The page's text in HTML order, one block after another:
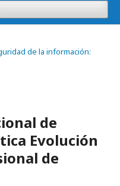
de la información:
de
Evolución
de